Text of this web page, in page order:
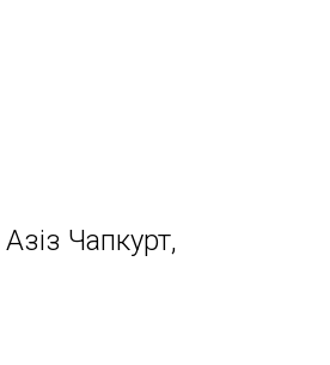
Чапкурт,